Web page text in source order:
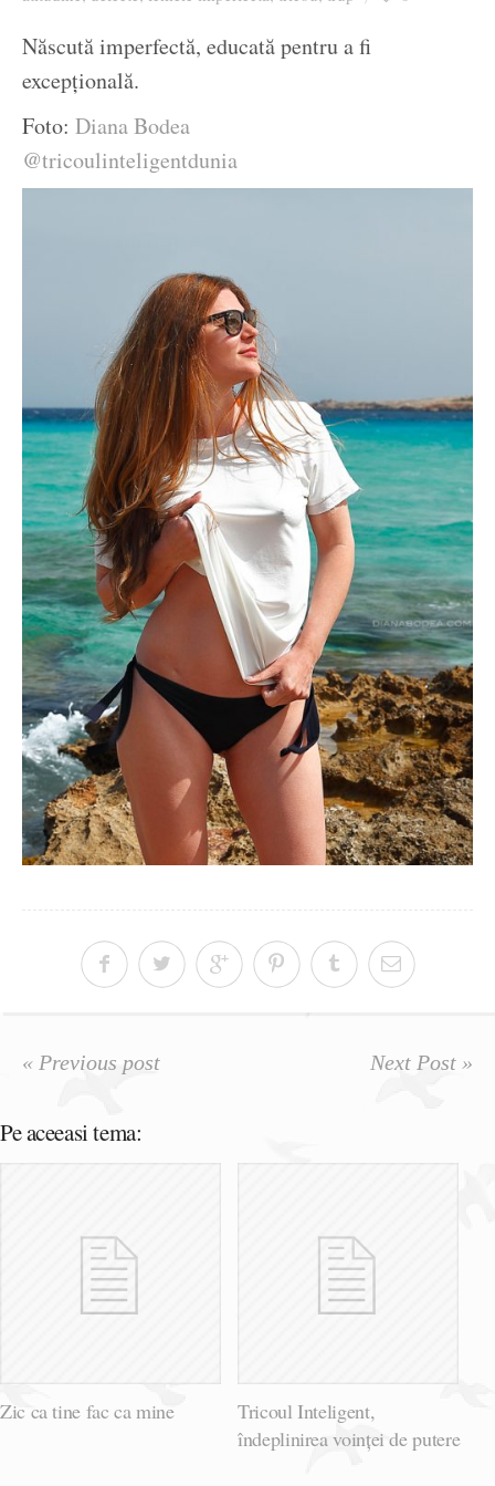
Născută imperfectă, educată pentru a fi
excepțională.
Foto: Diana Bodea
@tricoulinteligentdunia
« Previous post Next Post »
Pe aceeasi tema:
Zic ca tine fac ca mine
Tricoul Inteligent,
îndeplinirea voinței de putere